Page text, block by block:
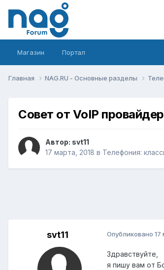
Магазин Портал
Главная NAG.RU - Основные разделы
Совет от VoIP провайдер
Автор: svt11
17 марта, 2018 в Телефония:
svt11 Опубликовано 17
Здравствуйте,
я пишу вам от